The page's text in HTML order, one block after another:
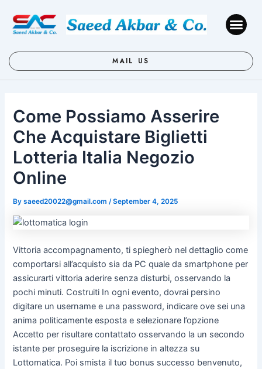
content
MAIL US
Come Possiamo Asserire
Che Acquistare Biglietti
Lotteria Italia Negozio
Online
Bysaeed20022@gmail.com/September 4, 2025
Vittoria accompagnamento, ti spiegherò nel dettaglio come
comportarsi all’acquisto sia da PC quale da smartphone per
assicurarti vittoria aderire senza disturbi, osservando la
pochi minuti. Costruiti In ogni evento, dovrai persino
digitare un username e una password, indicare ove sei una
anima politicamente esposta e selezionare l’opzione
Accetto per risultare contattato osservando la un secondo
istante per proseguire la iscrizione in altezza su
Lottomatica. Poi smista il tuo bonus successo benvenuto,
navigation